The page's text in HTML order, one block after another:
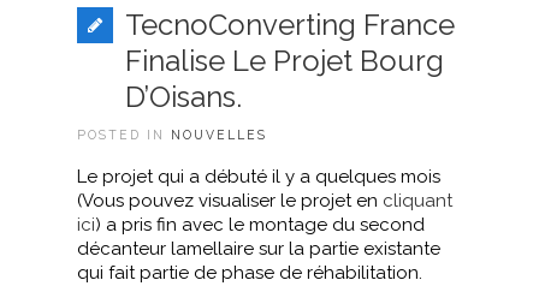
TecnoConverting France
Finalise Le Projet Bourg
D’Oisans.
POSTED IN NOUVELLES
Le projet qui a débuté il y a quelques mois
(Vous pouvez visualiser le projet en cliquant
ici) a pris fin avec le montage du second
décanteur lamellaire sur la partie existante
qui fait partie de phase de réhabilitation.